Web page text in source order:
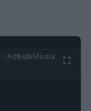
AdhubMedia